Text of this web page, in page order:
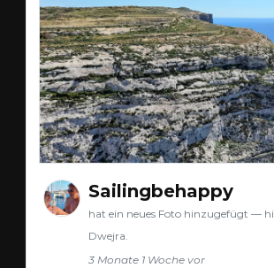
Sailingbehappy
hat ein neues Foto hinzugefügt —
Dwejra.
3 Monate 1 Woche vor